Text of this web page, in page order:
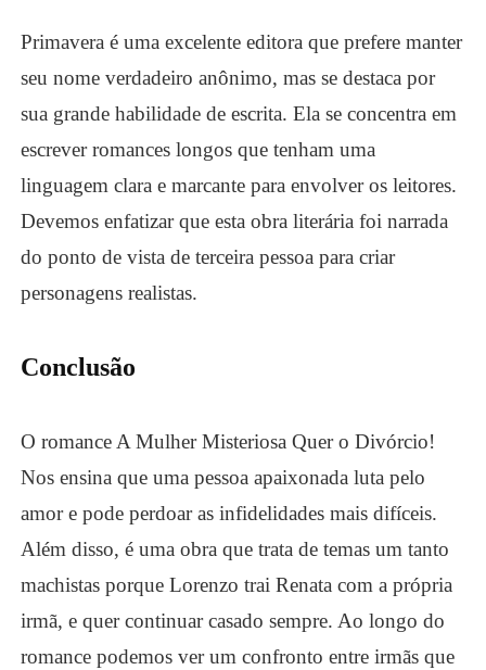
Primavera é uma excelente editora que prefere manter
seu nome verdadeiro anônimo, mas se destaca por
sua grande habilidade de escrita. Ela se concentra em
escrever romances longos que tenham uma
linguagem clara e marcante para envolver os leitores.
Devemos enfatizar que esta obra literária foi narrada
do ponto de vista de terceira pessoa para criar
personagens realistas.
Conclusão
O romanceA Mulher Misteriosa Quer o Divórcio!
Nos ensina que uma pessoa apaixonada luta pelo
amor e pode perdoar as infidelidades mais difíceis.
Além disso, é uma obra que trata de temas um tanto
machistas porque Lorenzo trai Renata com a própria
irmã, e quer continuar casado sempre. Ao longo do
romance podemos ver um confronto entre irmãs que